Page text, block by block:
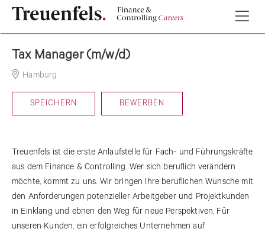
Tax Manager (m/w/d)
Hamburg
SPEICHERN BEWERBEN
Treuenfels ist die erste Anlaufstelle für Fach- und Führungskräfte
aus dem Finance & Controlling. Wer sich beruflich verändern
möchte, kommt zu uns. Wir bringen Ihre beruflichen Wünsche mit
den Anforderungen potenzieller Arbeitgeber und Projektkunden
in Einklang und ebnen den Weg für neue Perspektiven. Für
unseren Kunden, ein erfolgreiches Unternehmen auf